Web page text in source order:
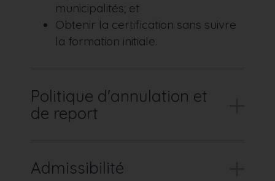
municipalités; et
Obtenir la certification sans suivre
la formation initiale.
Politique d'annulation et
de report
Admissibilité